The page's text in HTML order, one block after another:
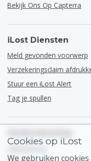
Bekijk Ons Op Capterra
iLost Diensten
Meld gevonden voorwerp
Verzekeringsclaim
Stuur een iLost Alert
Tag je spullen
Cookies op iLost
We gebruiken